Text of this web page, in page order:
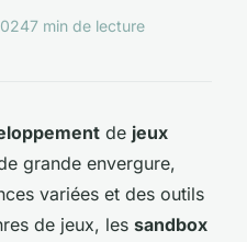
7 min de lecture
de jeux
grande envergure,
variées et des outils
de jeux, les sandbox